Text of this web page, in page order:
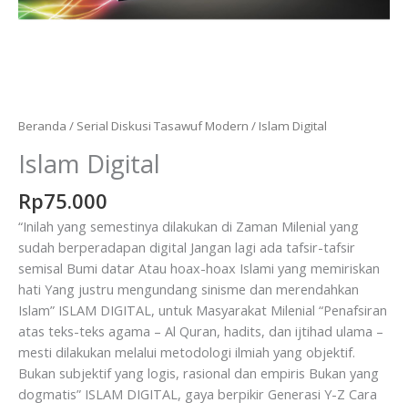
Beranda / Serial Diskusi Tasawuf Modern / Islam Digital
Islam Digital
Rp75.000
“Inilah yang semestinya dilakukan di Zaman Milenial yang
sudah berperadapan digital Jangan lagi ada tafsir-tafsir
semisal Bumi datar Atau hoax-hoax Islami yang memiriskan
hati Yang justru mengundang sinisme dan merendahkan
Islam” ISLAM DIGITAL, untuk Masyarakat Milenial “Penafsiran
atas teks-teks agama – Al Quran, hadits, dan ijtihad ulama –
mesti dilakukan melalui metodologi ilmiah yang objektif.
Bukan subjektif yang logis, rasional dan empiris Bukan yang
dogmatis” ISLAM DIGITAL, gaya berpikir Generasi Y-Z Cara